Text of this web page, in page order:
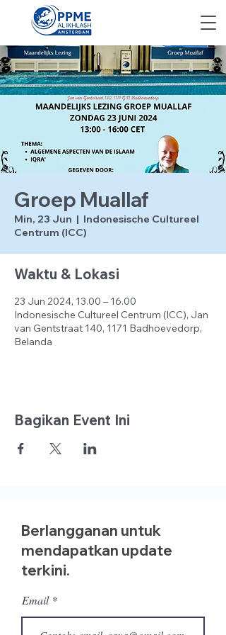
Groep Muallaf
Min, 23 Jun
  |
Indonesische Cultureel
Centrum (ICC)
Waktu & Lokasi
23 Jun 2024, 13.00 – 16.00
Indonesische Cultureel Centrum (ICC), Jan
van Gentstraat 140, 1171 Badhoevedorp,
Belanda
Bagikan Event Ini
Berlangganan untuk
mendapatkan update
terkini.
Email